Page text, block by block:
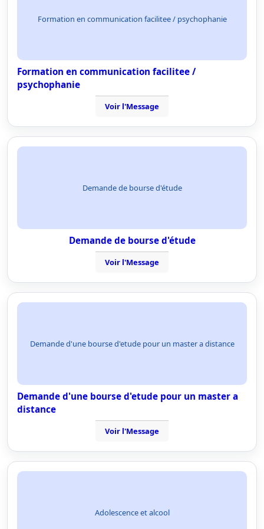
Formation en communication facilitee / psychophanie
Formation en communication facilitee /
psychophanie
Voir l'Message
Demande de bourse d'étude
Demande de bourse d'étude
Voir l'Message
Demande d'une bourse d'etude pour un master a distance
Demande d'une bourse d'etude pour un master a
distance
Voir l'Message
Adolescence et alcool